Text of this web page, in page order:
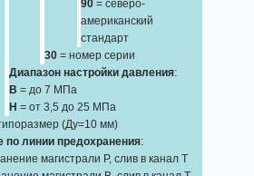
90 = северо-
американский
стандарт
30 = номер серии
Диапазон настройки давления:
B = до 7 МПа
H = от 3,5 до 25 МПа
(Ду=10 мм)
по линии предохранения:
магистрали P, слив в канал T